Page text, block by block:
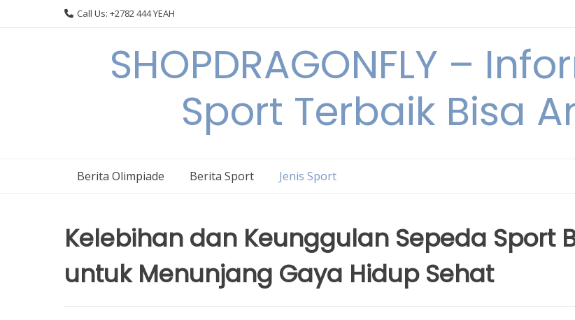
Call Us: +2782 444 YEAH
SHOPDRAGONFLY –
Sport Terbaik Bisa
Berita Olimpiade Berita Sport Jenis Sport
Kelebihan dan Keunggulan Sepeda Sport
untuk Menunjang Gaya Hidup Sehat